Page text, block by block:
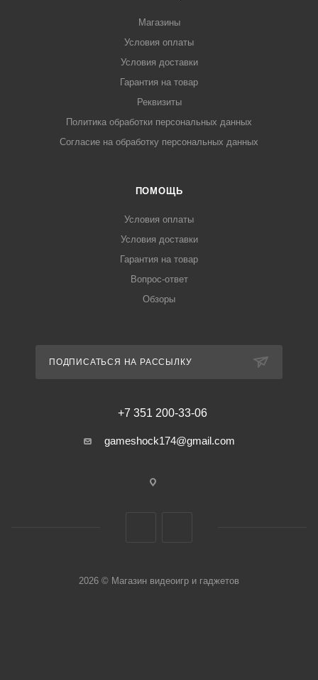
Магазины
Условия оплаты
Условия доставки
Гарантия на товар
Реквизиты
Политика обработки персональных данных
Согласие на обработку персональных данных
ПОМОЩЬ
Условия оплаты
Условия доставки
Гарантия на товар
Вопрос-ответ
Обзоры
ПОДПИСАТЬСЯ НА РАССЫЛКУ
+7 351 200-33-06
gameshock174@gmail.com
2026 © Магазин видеоигр и гаджетов